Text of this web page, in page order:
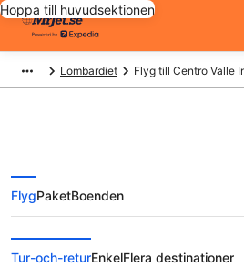
Hoppa till huvudsektionen
Lombardiet Flyg till Centro Valle
Billiga flygbiljetter
Intelvi
FlygPaketBoenden
Tur-och-returEnkelFlera destinationer